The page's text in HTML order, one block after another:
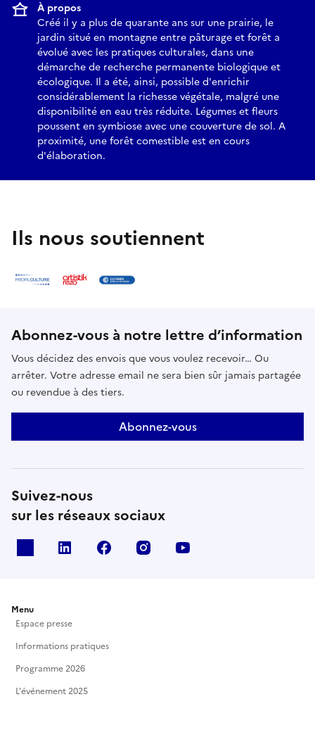
À propos
Créé il y a plus de quarante ans sur une prairie, le
jardin situé en montagne entre pâturage et forêt a
évolué avec les pratiques culturales, dans une
démarche de recherche permanente biologique et
écologique. Il a été, ainsi, possible d'enrichir
considérablement la richesse végétale, malgré une
disponibilité en eau très réduite. Légumes et fleurs
poussent en symbiose avec une couverture de sol. A
proximité, une forêt comestible est en cours
d'élaboration.
Ils nous soutiennent
Abonnez-vous à notre lettre d’information
Vous décidez des envois que vous voulez recevoir… Ou
arrêter. Votre adresse email ne sera bien sûr jamais partagée
ou revendue à des tiers.
Abonnez-vous
Suivez-nous
sur les réseaux sociaux
Linkedin Facebook Instagram
Menu
Espace presse
Informations pratiques
Programme 2026
L'événement 2025